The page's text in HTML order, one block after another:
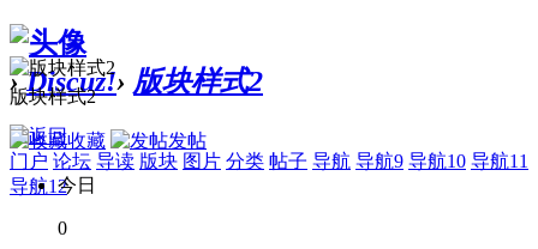
› Discuz!› 版块样式2
门户 论坛 导读 版块 图片 分类 帖子 导航 导航9 导航10 导航11
导航12
版块样式2
收藏 发帖
今日
0